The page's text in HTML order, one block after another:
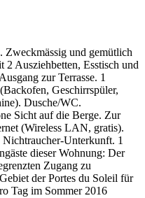
Zweckmässig und gemütlich
Ausziehbetten, Esstisch und
zur Terrasse. 1
Geschirrspüler,
Dusche/WC.
Sicht auf die Berge. Zur
(Wireless LAN, gratis).
Unterkunft. 1
dieser Wohnung: Der
Zugang zu
der Portes du Soleil für
Tag im Sommer 2016